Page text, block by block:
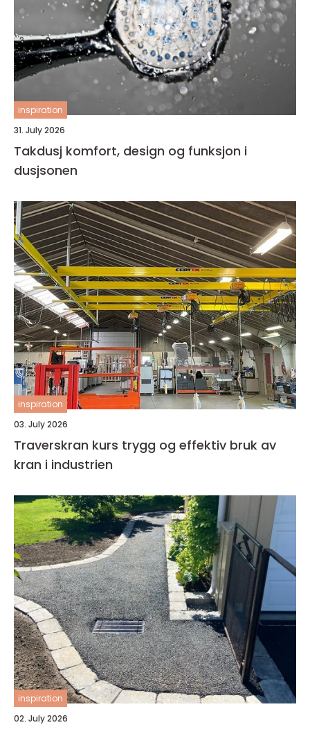
inspiration
31. July 2026
Takdusj komfort, design og funksjon i
dusjsonen
inspiration
03. July 2026
Traverskran kurs trygg og effektiv bruk av
kran i industrien
inspiration
02. July 2026